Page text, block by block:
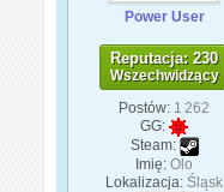
Power User
Reputacja: 230
Wszechwidzący
Postów: 1 262
GG:
Steam:
Imię: Olo
Lokalizacja: Śląsk